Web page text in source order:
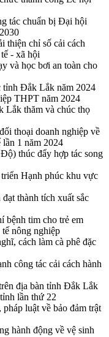
tác chuẩn bị Đại hội
thiện chỉ số cải cách
- xã hội
và học bơi an toàn cho
tỉnh Đắk Lắk năm 2024
THPT năm 2024
thăm và chúc thọ
thoại doanh nghiệp về
lần 1 năm 2024
thúc đẩy hợp tác song
Hạnh phúc khu vực
thành tích xuất sắc
bệnh tim cho trẻ em
nông nghiệp
cách làm cà phê đặc
công tác cải cách hành
địa bàn tỉnh Đắk Lắk
lần thứ 22
luật về bảo đảm trật
hành động về vệ sinh